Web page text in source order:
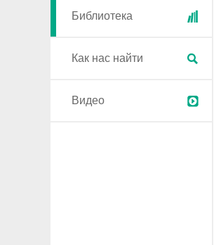
Библиотека
Как нас найти
Видео